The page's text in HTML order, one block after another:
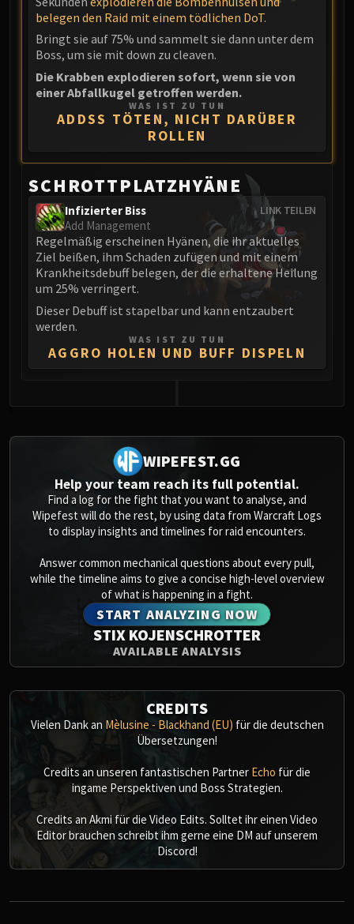
belegen den Raid mit einem tödlichen DoT.
Bringt sie auf 75% und sammelt sie dann unter dem
Boss, um sie mit down zu cleaven.
Die Krabben explodieren sofort, wenn sie von
einer Abfallkugel getroffen werden.
WAS IST ZU TUN
ADDSS TÖTEN, NICHT DARÜBER
ROLLEN
SCHROTTPLATZHYÄNE
LINK TEILEN
Infizierter Biss
Add Management
Regelmäßig erscheinen Hyänen, die ihr aktuelles
Ziel beißen, ihm Schaden zufügen und mit einem
Krankheitsdebuff belegen, der die erhaltene Heilung
um 25% verringert.
Dieser Debuff ist stapelbar und kann entzaubert
werden.
WAS IST ZU TUN
AGGRO HOLEN UND BUFF DISPELN
WIPEFEST.GG
Help your team reach its full potential.
Find a log for the fight that you want to analyse, and
Wipefest will do the rest, by using data from Warcraft Logs
to display insights and timelines for raid encounters.
Answer common mechanical questions about every pull,
while the timeline aims to give a concise high-level overview
of what is happening in a fight.
START ANALYZING NOW
STIX KOJENSCHROTTER
AVAILABLE ANALYSIS
CREDITS
Vielen Dank an Mèlusine - Blackhand (EU) für die deutschen
Übersetzungen!
Credits an unseren fantastischen Partner Echo für die
ingame Perspektiven und Boss Strategien.
Credits an Akmi für die Video Edits. Solltet ihr einen Video
Editor brauchen schreibt ihm gerne eine DM auf unserem
Discord!